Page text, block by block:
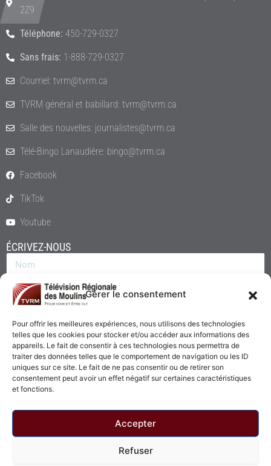
Gérer le consentement
Pour offrir les meilleures expériences, nous utilisons des technologies
telles que les cookies pour stocker et/ou accéder aux informations des
appareils. Le fait de consentir à ces technologies nous permettra de
traiter des données telles que le comportement de navigation ou les ID
uniques sur ce site. Le fait de ne pas consentir ou de retirer son
consentement peut avoir un effet négatif sur certaines caractéristiques
et fonctions.
Accepter
Refuser
2Z9
Téléphone: 450-729-0327
Sans frais: 1-888-729-0327
Courriel: tvrm@tvrm.ca
TVRM général et babillard: tvrm@tvrm.ca
Salle des nouvelles: journalistes@tvrm.ca
Télé-Bingo Lanaudière: bingo@tvrm.ca
Facebook
TikTok
Youtube
ÉCRIVEZ-NOUS